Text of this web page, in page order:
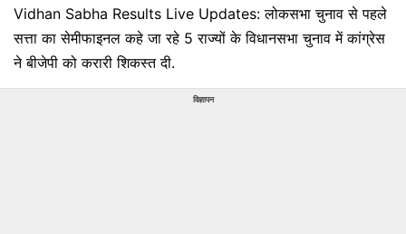
Vidhan Sabha Results Live Updates: लोकसभा चुनाव से पहले
सत्ता का सेमीफाइनल कहे जा रहे 5 राज्यों के विधानसभा चुनाव में कांग्रेस
ने बीजेपी को करारी शिकस्त दी.
विज्ञापन